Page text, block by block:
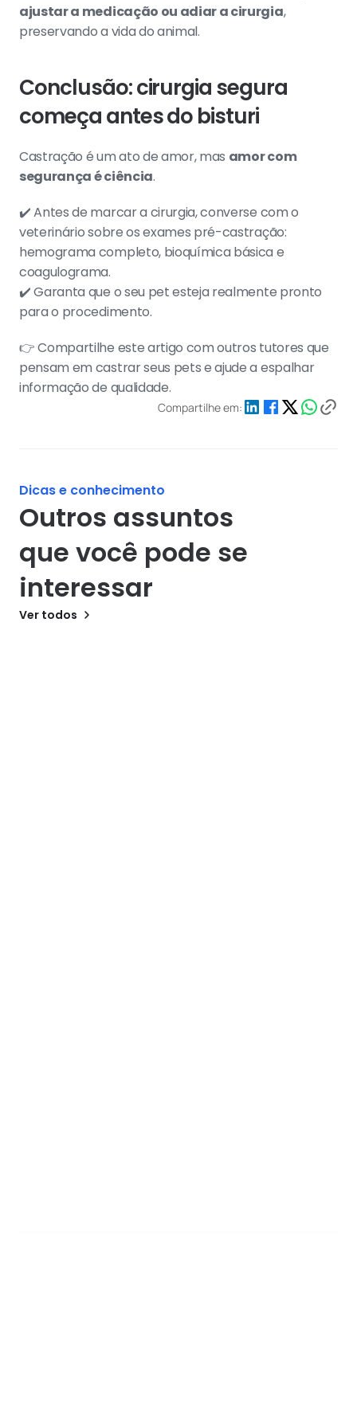
ajustar a medicação ou adiar a cirurgia,
preservando a vida do animal.
Conclusão: cirurgia segura
começa antes do bisturi
Castração é um ato de amor, mas amor com
segurança é ciência.
✔️ Antes de marcar a cirurgia, converse com o
veterinário sobre os exames pré-castração:
hemograma completo, bioquímica básica e
coagulograma.
✔️ Garanta que o seu pet esteja realmente pronto
para o procedimento.
👉 Compartilhe este artigo com outros tutores que
pensam em castrar seus pets e ajude a espalhar
informação de qualidade.
Compartilhe em:
Dicas e conhecimento
Outros assuntos
que você pode se
interessar
Ver todos